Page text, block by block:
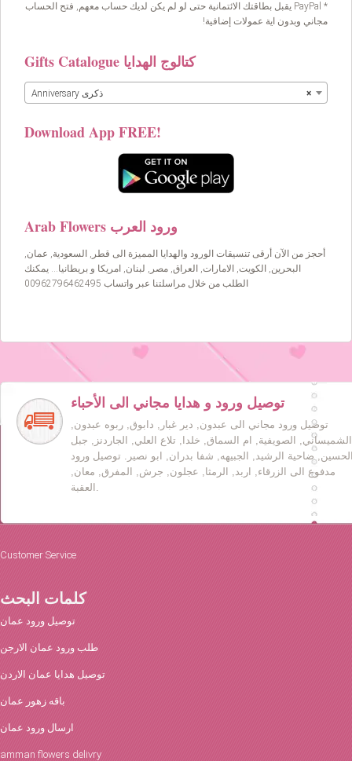
* PayPal يقبل بطاقتك الائتمانية حتى لو لم يكن لديك حساب معهم, فتح الحساب
مجاني وبدون اية عمولات إضافية!
Gifts Catalogue كتالوج الهدايا
× Anniversary ذكرى
Download App FREE!
Arab Flowers ورود العرب
أحجز من الآن أرقى تنسيقات الورود والهدايا المميزة الى قطر, السعودية, عمان,
البحرين, الكويت, الامارات, العراق, مصر, لبنان, امريكا و بريطانيا… يمكنك
الطلب من خلال مراسلتنا عبر واتساب 00962796462495
توصيل ورود و هدايا مجاني الى الأحباء
توصيل ورود مجاني الى عبدون, دير غبار, دابوق, ربوه عبدون,
الشميساني, الصويفية, ام السماق, خلدا, تلاع العلي, الجاردنز, جبل
ضاحية الرشيد, الجبيهه, شفا بدران, ابو نصير. توصيل ورود
مدفوع الى الزرقاء, اربد, الرمثا, عجلون, جرش, المفرق, معان,
Customer Service
كلمات البحث
توصيل ورود عمان
طلب ورود عمان الارجن
توصيل هدايا عمان الاردن
باقه زهور عمان
ارسال ورود عمان
amman flowers delivry